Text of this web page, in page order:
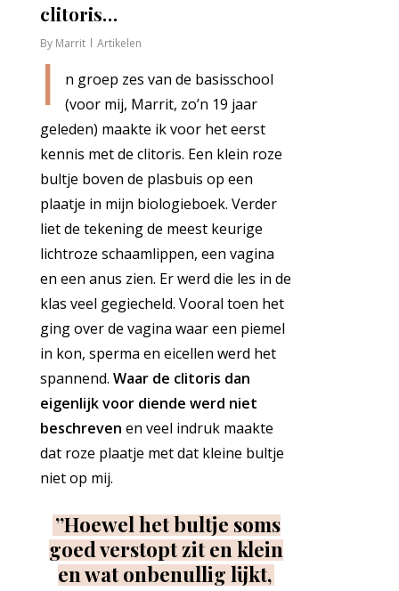
clitoris…
By Marrit Artikelen
I
n groep zes van de basisschool
(voor mij, Marrit, zo’n 19 jaar
geleden) maakte ik voor het eerst
kennis met de clitoris. Een klein roze
bultje boven de plasbuis op een
plaatje in mijn biologieboek. Verder
liet de tekening de meest keurige
lichtroze schaamlippen, een vagina
en een anus zien. Er werd die les in de
klas veel gegiecheld. Vooral toen het
ging over de vagina waar een piemel
in kon, sperma en eicellen werd het
spannend. Waar de clitoris dan
eigenlijk voor diende werd niet
beschreven en veel indruk maakte
dat roze plaatje met dat kleine bultje
niet op mij.
”Hoewel het bultje soms
goed verstopt zit en klein
en wat onbenullig lijkt,